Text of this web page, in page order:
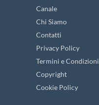
Canale
Chi Siamo
Contatti
Privacy Policy
Termini e Condizioni
Copyright
Cookie Policy